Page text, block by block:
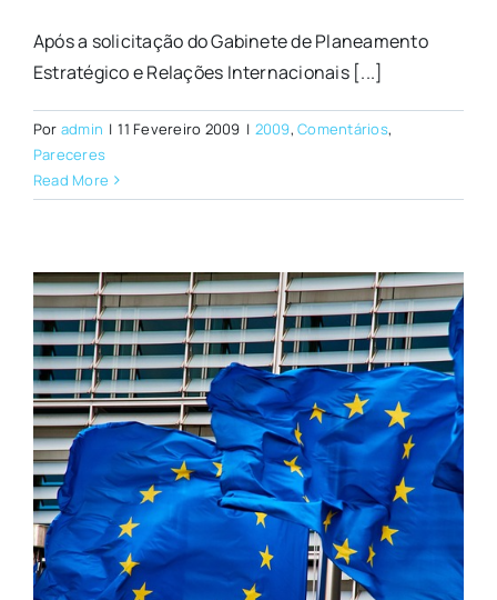
Após a solicitação do Gabinete de Planeamento
Estratégico e Relações Internacionais [...]
Por admin | 11 Fevereiro 2009 | 2009,Comentários,
Pareceres
Read More